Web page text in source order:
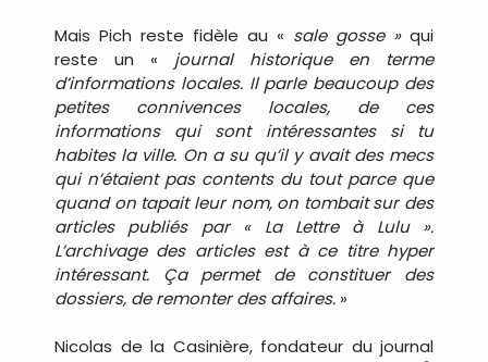
Mais Pich reste fidèle au « sale gosse »qui
reste un « journal historique en terme
d’informations locales. Il parle beaucoup des
petites connivences locales, de ces
informations qui sont intéressantes si tu
habites la ville. On a su qu’il y avait des mecs
qui n’étaient pas contents du tout parce que
quand on tapait leur nom, on tombait sur des
articles publiés par « La Lettre à Lulu ».
L’archivage des articles est à ce titre hyper
intéressant. Ça permet de constituer des
dossiers, de remonter des affaires. »
Nicolas de la Casinière, fondateur du journal